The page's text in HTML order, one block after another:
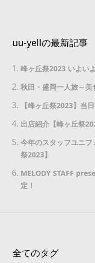
uu-yellの最新記事
峰ヶ丘祭2023 いよい
秋田・盛岡一人旅～
【峰ヶ丘祭2023】当
出店紹介【峰ヶ丘祭
今年のスタッフユニ
祭2023】
MELODY STAFF
定！
全てのタグ